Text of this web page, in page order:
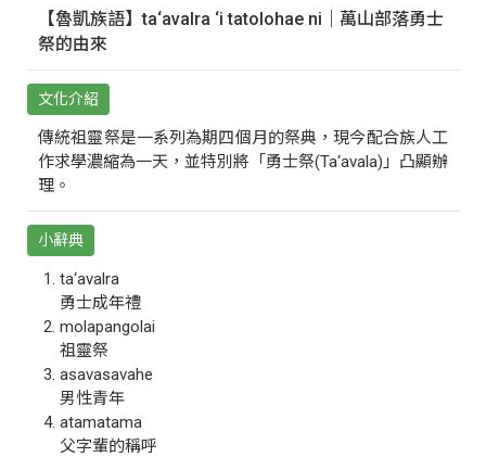
【魯凱族語】ta‘avalra ‘i tatolohae ni｜萬山部落勇士
祭的由來
文化介紹
傳統祖靈祭是一系列為期四個月的祭典，現今配合族人工
作求學濃縮為一天，並特別將「勇士祭(Ta‘avala)」凸顯辦
理。
小辭典
ta‘avalra
勇士成年禮
molapangolai
祖靈祭
asavasavahe
男性青年
atamatama
父字輩的稱呼